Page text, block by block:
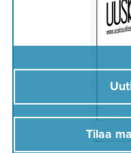
Tilaa